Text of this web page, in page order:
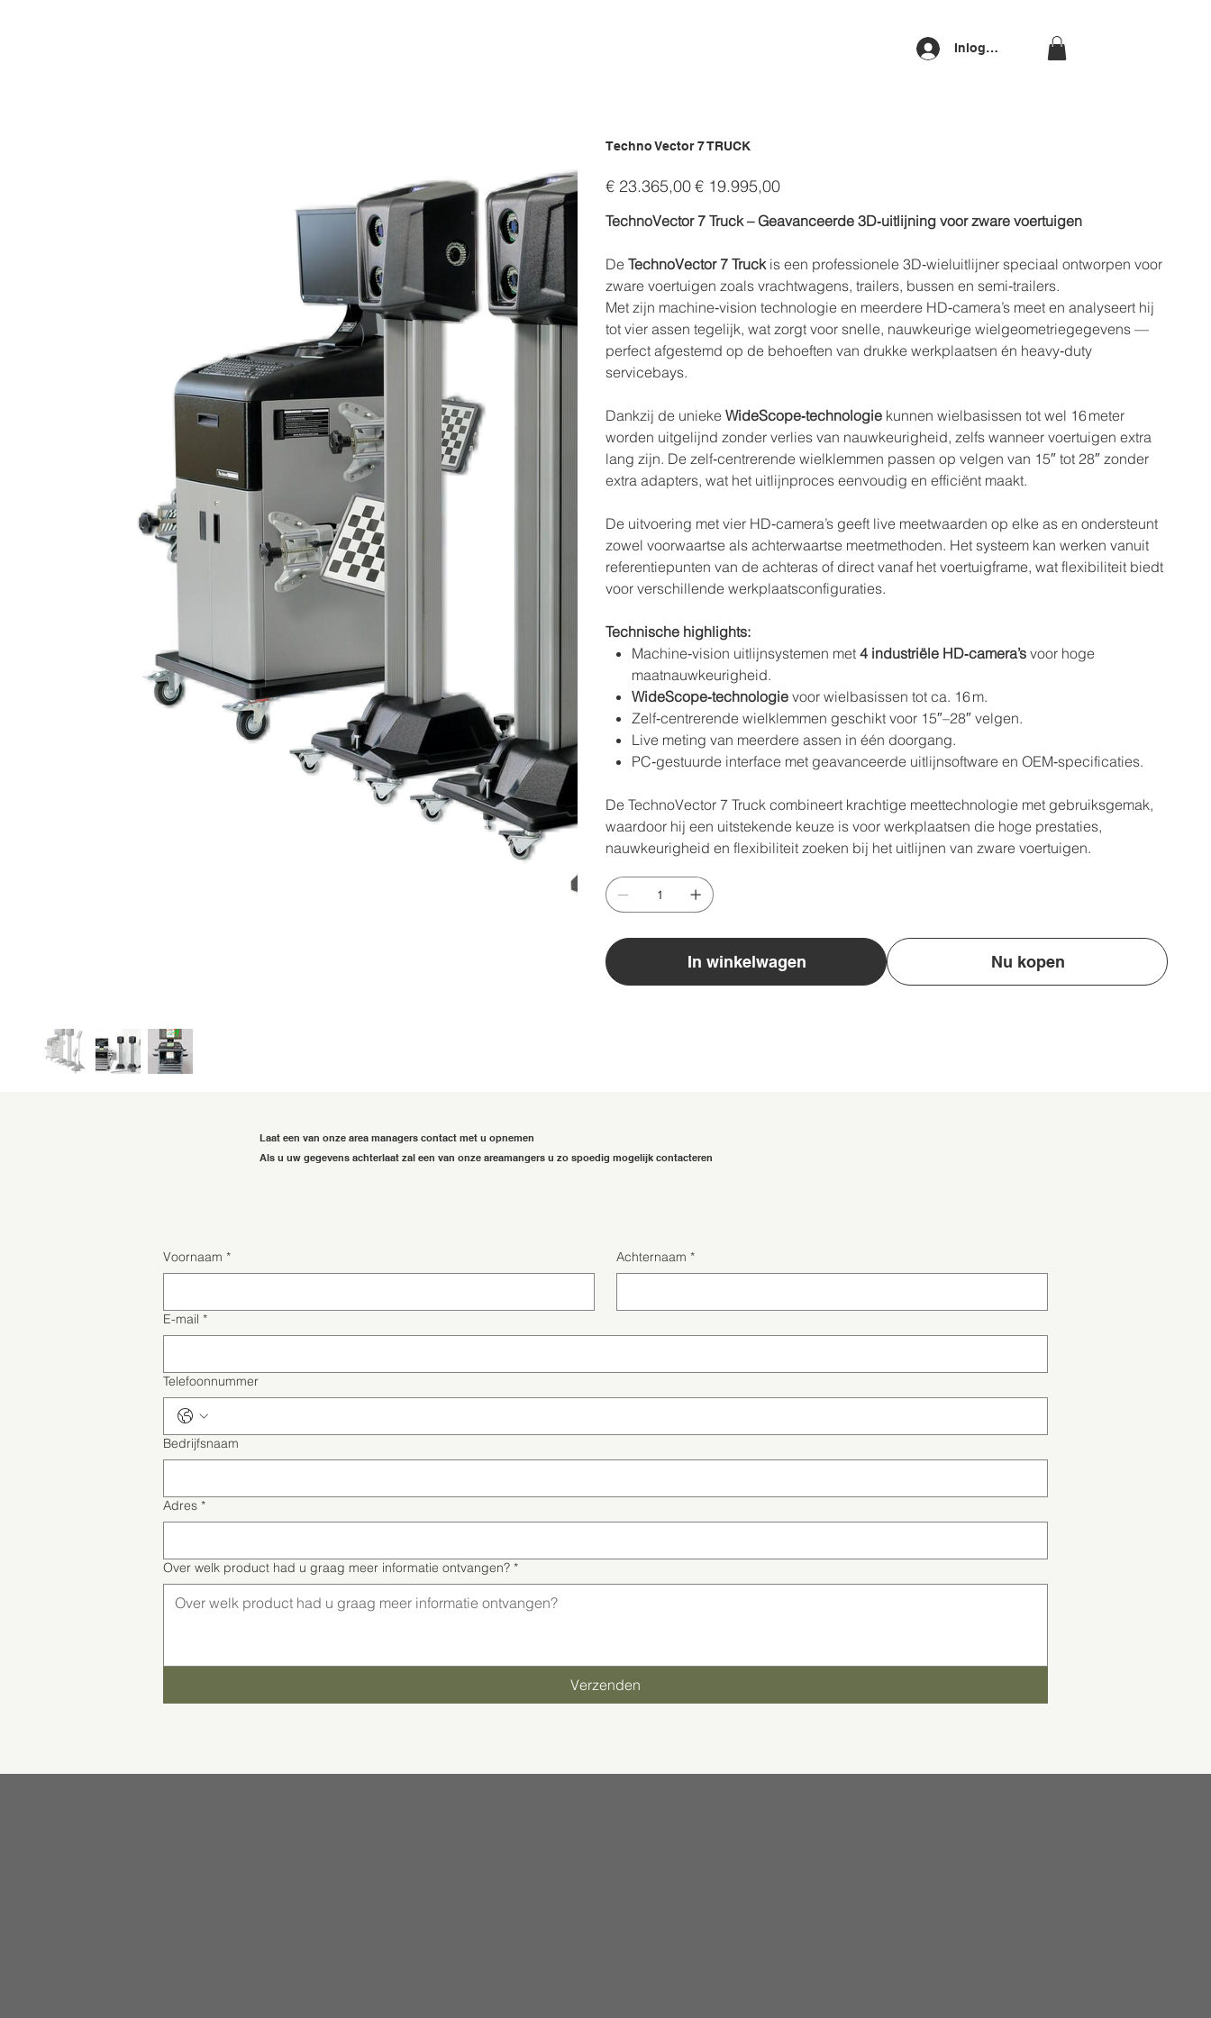
Inloggen
Techno Vector 7 TRUCK
Originele
prijs
€ 23.365,00 Verkoopprijs
€ 19.995,00
TechnoVector 7 Truck – Geavanceerde 3D‑uitlijning voor zware voertuigen
De TechnoVector 7 Truckis een professionele 3D‑wieluitlijner speciaal ontworpen voor
zware voertuigen zoals vrachtwagens, trailers, bussen en semi‑trailers.
Met zijn machine‑vision technologie en meerdere HD‑camera’s meet en analyseert hij
tot vier assen tegelijk, wat zorgt voor snelle, nauwkeurige wielgeometriegegevens —
perfect afgestemd op de behoeften van drukke werkplaatsen én heavy‑duty
servicebays.
Dankzij de unieke WideScope‑technologie kunnen wielbasissen tot wel 16 meter
worden uitgelijnd zonder verlies van nauwkeurigheid, zelfs wanneer voertuigen extra
lang zijn. De zelf‑centrerende wielklemmen passen op velgen van 15″ tot 28″ zonder
extra adapters, wat het uitlijnproces eenvoudig en efficiënt maakt.
De uitvoering met vier HD‑camera’s geeft live meetwaarden op elke as en ondersteunt
zowel voorwaartse als achterwaartse meetmethoden. Het systeem kan werken vanuit
referentiepunten van de achteras of direct vanaf het voertuigframe, wat flexibiliteit biedt
voor verschillende werkplaatsconfiguraties.
Technische highlights:
Machine‑vision uitlijnsystemen met 4 industriële HD‑camera’svoor hoge
maatnauwkeurigheid.
WideScope‑technologievoor wielbasissen tot ca. 16 m.
Zelf‑centrerende wielklemmen geschikt voor 15″–28″ velgen.
Live meting van meerdere assen in één doorgang.
PC‑gestuurde interface met geavanceerde uitlijnsoftware en OEM‑specificaties.
De TechnoVector 7 Truck combineert krachtige meettechnologie met gebruiksgemak,
waardoor hij een uitstekende keuze is voor werkplaatsen die hoge prestaties,
nauwkeurigheid en flexibiliteit zoeken bij het uitlijnen van zware voertuigen.
In winkelwagen Nu kopen
Laat een van onze area managers contact met u opnemen
Als u uw gegevens achterlaat zal een van onze areamangers u zo spoedig mogelijk contacteren
Voornaam * Achternaam *
E-mail *
Telefoonnummer
Bedrijfsnaam
Adres *
Over welk product had u graag meer informatie ontvangen? *
Verzenden